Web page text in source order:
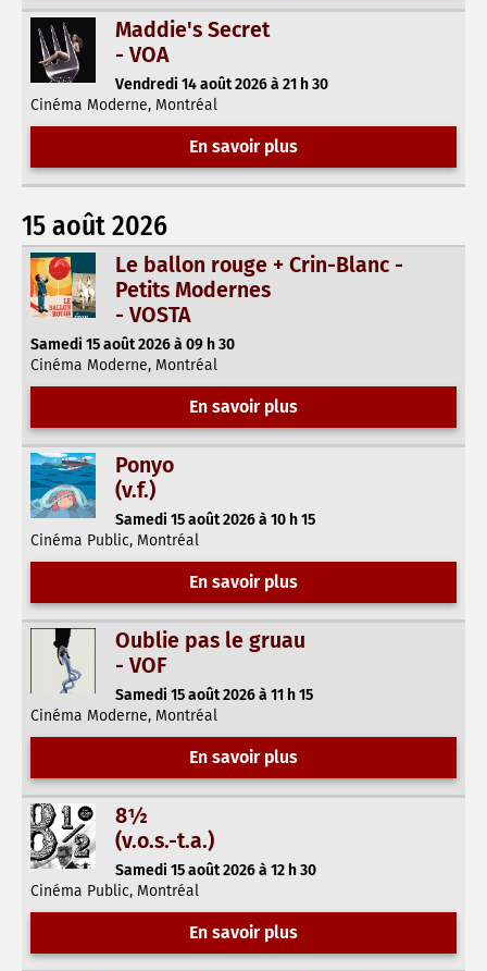
Maddie's Secret
- VOA
Vendredi 14 août 2026 à 21 h 30
Cinéma Moderne, Montréal
En savoir plus
15 août 2026
Le ballon rouge + Crin-Blanc -
Petits Modernes
- VOSTA
Samedi 15 août 2026 à 09 h 30
Cinéma Moderne, Montréal
En savoir plus
Ponyo
(v.f.)
Samedi 15 août 2026 à 10 h 15
Cinéma Public, Montréal
En savoir plus
Oublie pas le gruau
- VOF
Samedi 15 août 2026 à 11 h 15
Cinéma Moderne, Montréal
En savoir plus
8½
(v.o.s.-t.a.)
Samedi 15 août 2026 à 12 h 30
Cinéma Public, Montréal
En savoir plus